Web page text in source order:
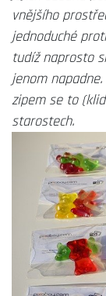
vnějšího
jednoduché
tudíž naprosto
jenom
zipem se to
starostech.